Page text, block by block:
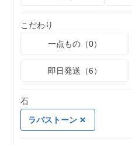
こだわり
一点もの（0）
即日発送（6）
石
ラバストーン